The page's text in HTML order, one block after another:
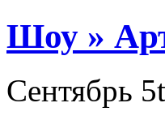
Шоу »
Сентябрь